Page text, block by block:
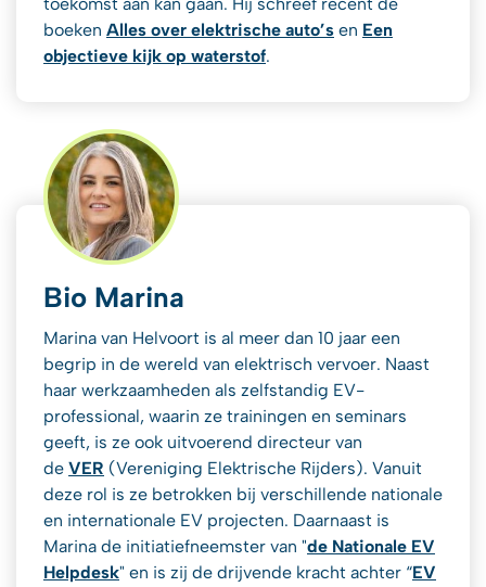
boeken Alles over elektrische auto’s en Een
objectieve kijk op waterstof.
Bio Marina
Marina van Helvoort is al meer dan 10 jaar een
begrip in de wereld van elektrisch vervoer. Naast
haar werkzaamheden als zelfstandig EV-
professional, waarin ze trainingen en seminars
geeft, is ze ook uitvoerend directeur van
de VER (Vereniging Elektrische Rijders). Vanuit
deze rol is ze betrokken bij verschillende nationale
en internationale EV projecten. Daarnaast is
Marina de initiatiefneemster van "de Nationale EV
Helpdesk" en is zij de drijvende kracht achter “EV